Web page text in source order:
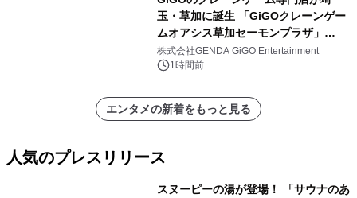
玉・草加に誕生 「GiGOクレーンゲー
ムオアシス草加セーモンプラザ」
2026年8月7日(金)10時グランドオープ
ン
株式会社GENDA GiGO Entertainment
1時間前
エンタメの新着をもっと見る
人気のプレスリリース
スヌーピーの湯が登場！ 「サウナのあ